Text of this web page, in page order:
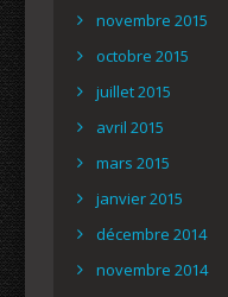
novembre 2015
octobre 2015
juillet 2015
avril 2015
mars 2015
janvier 2015
décembre 2014
novembre 2014